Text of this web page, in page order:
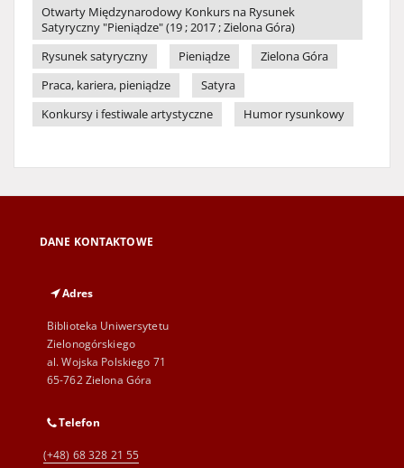
Otwarty Międzynarodowy Konkurs na Rysunek
Satyryczny "Pieniądze" (19 ; 2017 ; Zielona Góra)
Rysunek satyryczny
Pieniądze
Zielona Góra
Praca, kariera, pieniądze
Satyra
Konkursy i festiwale artystyczne
Humor rysunkowy
DANE KONTAKTOWE
Adres
Biblioteka Uniwersytetu
Zielonogórskiego
al. Wojska Polskiego 71
65-762 Zielona Góra
Telefon
(+48) 68 328 21 55